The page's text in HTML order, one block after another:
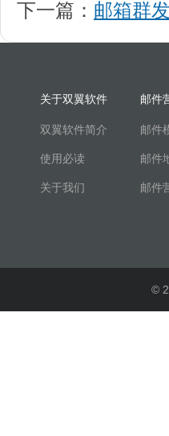
下一篇： 邮箱群
关于双翼软件
双翼软件简介
使用必读
关于我们
邮件
邮件
邮件
邮件
©